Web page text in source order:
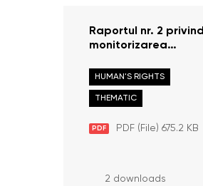
Raportul nr. 2 privind
monitorizarea
drepturilor
persoanelor
refugiate din
stării de urgenţă
PDF PDF (File) 675.2 KB
HUMAN'S RIGHTS
THEMATIC
2 downloads